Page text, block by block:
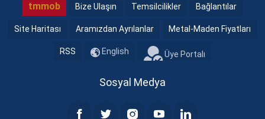
tmmob Bize Ulaşın Temsilcilikler Bağlantılar
Site Haritası Aramızdan Ayrılanlar Metal-Maden Fiyatları
RSS English Üye Portalı
Sosyal Medya